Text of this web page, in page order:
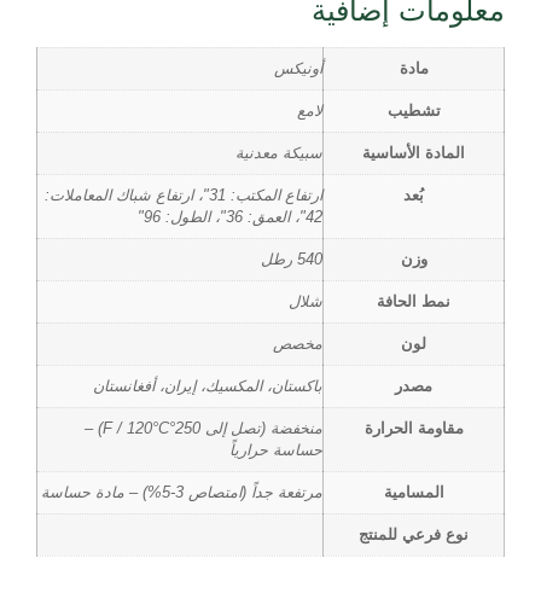
معلومات إضافية
مادة أونيكس
تشطيب لامع
المادة الأساسية سبيكة معدنية
بُعد
ارتفاع المكتب: 31"، ارتفاع شباك المعاملات:
42"، العمق: 36"، الطول: 96"
وزن 540 رطل
نمط الحافة شلال
لون مخصص
مصدر باكستان، المكسيك، إيران، أفغانستان
مقاومة الحرارة
منخفضة (تصل إلى 250°F / 120°C) –
حساسة حرارياً
المسامية مرتفعة جداً (امتصاص 3-5%) – مادة حساسة
نوع فرعي للمنتج